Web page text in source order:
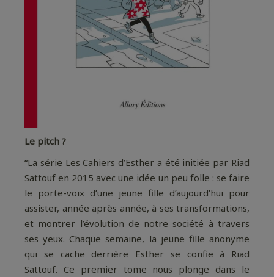
Le pitch ?
“La série Les Cahiers d’Esther a été initiée par Riad
Sattouf en 2015 avec une idée un peu folle : se faire
le porte-voix d’une jeune fille d’aujourd’hui pour
assister, année après année, à ses transformations,
et montrer l’évolution de notre société à travers
ses yeux. Chaque semaine, la jeune fille anonyme
qui se cache derrière Esther se confie à Riad
Sattouf. Ce premier tome nous plonge dans le